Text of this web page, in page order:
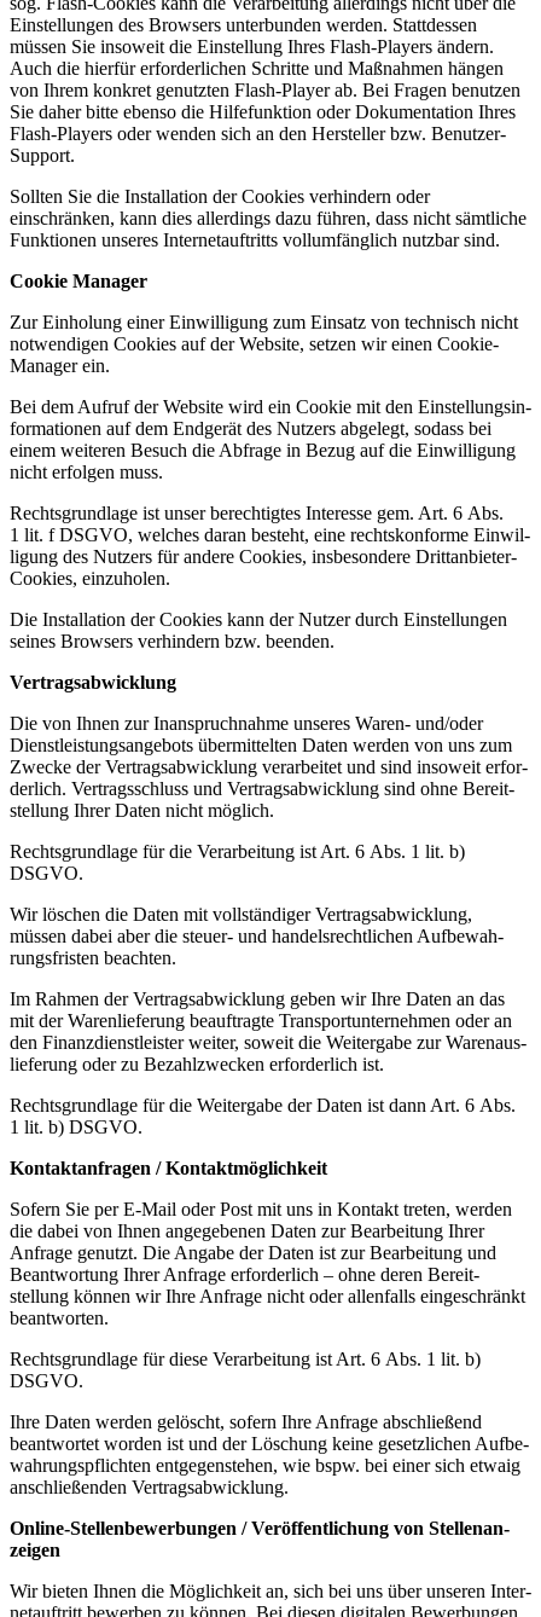
Einstel­lungen des Browsers unter­bunden werden. Statt­dessen
müssen Sie insoweit die Einstellung Ihres Flash-Players ändern.
Auch die hierfür erfor­der­lichen Schritte und Maßnahmen hängen
von Ihrem konkret genutzten Flash-Player ab. Bei Fragen benutzen
Sie daher bitte ebenso die Hilfe­funktion oder Dokumen­tation Ihres
Flash-Players oder wenden sich an den Hersteller bzw. Benutzer-
Support.
Sollten Sie die Instal­lation der Cookies verhindern oder
einschränken, kann dies aller­dings dazu führen, dass nicht sämtliche
Funktionen unseres Inter­net­auf­tritts vollum­fänglich nutzbar sind.
Cookie Manager
Zur Einholung einer Einwil­ligung zum Einsatz von technisch nicht
notwen­digen Cookies auf der Website, setzen wir einen Cookie-
Manager ein.
Bei dem Aufruf der Website wird ein Cookie mit den Einstel­lungs­in­
for­ma­tionen auf dem Endgerät des Nutzers abgelegt, sodass bei
einem weiteren Besuch die Abfrage in Bezug auf die Einwil­ligung
nicht erfolgen muss.
Rechts­grundlage ist unser berech­tigtes Interesse gem. Art. 6 Abs.
1 lit. f DSGVO, welches daran besteht, eine rechts­kon­forme Einwil­
ligung des Nutzers für andere Cookies, insbe­sondere Dritt­an­bieter-
Cookies, einzu­holen.
Die Instal­lation der Cookies kann der Nutzer durch Einstel­lungen
seines Browsers verhindern bzw. beenden.
Vertrags­ab­wicklung
Die von Ihnen zur Inanspruch­nahme unseres Waren- und/​oder
Dienst­leis­tungs­an­gebots übermit­telten Daten werden von uns zum
Zwecke der Vertrags­ab­wicklung verar­beitet und sind insoweit erfor­
derlich. Vertrags­schluss und Vertrags­ab­wicklung sind ohne Bereit­
stellung Ihrer Daten nicht möglich.
Rechts­grundlage für die Verar­beitung ist Art. 6 Abs. 1 lit. b)
DSGVO.
Wir löschen die Daten mit vollstän­diger Vertrags­ab­wicklung,
müssen dabei aber die steuer- und handels­recht­lichen Aufbe­wah­
rungs­fristen beachten.
Im Rahmen der Vertrags­ab­wicklung geben wir Ihre Daten an das
mit der Waren­lie­ferung beauf­tragte Trans­port­un­ter­nehmen oder an
den Finanz­dienst­leister weiter, soweit die Weitergabe zur Waren­aus­
lie­ferung oder zu Bezahl­zwecken erfor­derlich ist.
Rechts­grundlage für die Weitergabe der Daten ist dann Art. 6 Abs.
1 lit. b) DSGVO.
Kontakt­an­fragen / Kontakt­mög­lichkeit
Sofern Sie per E-Mail oder Post mit uns in Kontakt treten, werden
die dabei von Ihnen angege­benen Daten zur Bearbeitung Ihrer
Anfrage genutzt. Die Angabe der Daten ist zur Bearbeitung und
Beant­wortung Ihrer Anfrage erfor­derlich – ohne deren Bereit­
stellung können wir Ihre Anfrage nicht oder allen­falls einge­schränkt
beant­worten.
Rechts­grundlage für diese Verar­beitung ist Art. 6 Abs. 1 lit. b)
DSGVO.
Ihre Daten werden gelöscht, sofern Ihre Anfrage abschließend
beant­wortet worden ist und der Löschung keine gesetz­lichen Aufbe­
wah­rungs­pflichten entge­gen­stehen, wie bspw. bei einer sich etwaig
anschlie­ßenden Vertrags­ab­wicklung.
Online-Stellen­be­wer­bungen / Veröf­fent­li­chung von Stellen­an­
zeigen
Wir bieten Ihnen die Möglichkeit an, sich bei uns über unseren Inter­